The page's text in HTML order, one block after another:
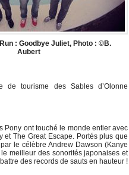
: Goodbye Juliet, Photo : ©B.
Aubert
tourisme des Sables d’Olonne
Pony ont touché le monde entier avec
et The Great Escape. Portés plus que
le célèbre Andrew Dawson (Kanye
meilleur des sonorités japonaises et
des records de sauts en hauteur !